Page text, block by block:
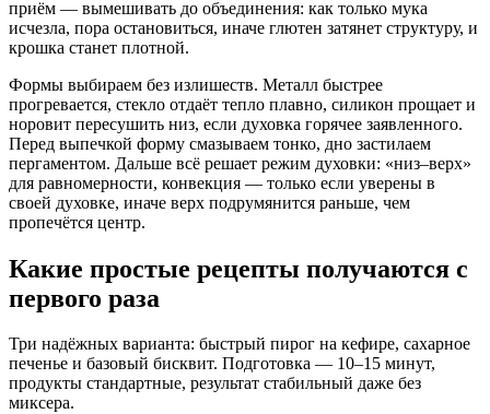
приём — вымешивать до объединения: как только мука
исчезла, пора остановиться, иначе глютен затянет структуру, и
крошка станет плотной.
Формы выбираем без излишеств. Металл быстрее
прогревается, стекло отдаёт тепло плавно, силикон прощает и
норовит пересушить низ, если духовка горячее заявленного.
Перед выпечкой форму смазываем тонко, дно застилаем
пергаментом. Дальше всё решает режим духовки: «низ–верх»
для равномерности, конвекция — только если уверены в
своей духовке, иначе верх подрумянится раньше, чем
пропечётся центр.
Какие простые рецепты получаются с
первого раза
Три надёжных варианта: быстрый пирог на кефире, сахарное
печенье и базовый бисквит. Подготовка — 10–15 минут,
продукты стандартные, результат стабильный даже без
миксера.